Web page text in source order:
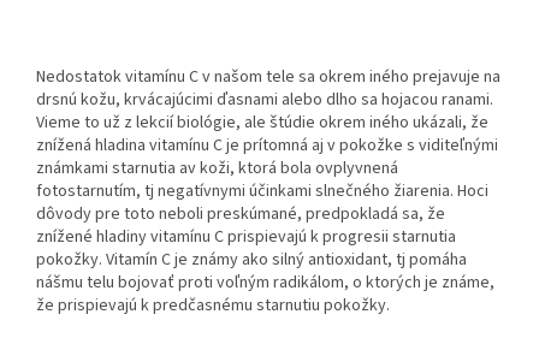
Nedostatok vitamínu C v našom tele sa okrem iného prejavuje na
drsnú kožu, krvácajúcimi ďasnami alebo dlho sa hojacou ranami.
Vieme to už z lekcií biológie, ale štúdie okrem iného ukázali, že
znížená hladina vitamínu C je prítomná aj v pokožke s viditeľnými
známkami starnutia av koži, ktorá bola ovplyvnená
fotostarnutím, tj negatívnymi účinkami slnečného žiarenia. Hoci
dôvody pre toto neboli preskúmané, predpokladá sa, že
znížené hladiny vitamínu C prispievajú k progresii starnutia
pokožky. Vitamín C je známy ako silný antioxidant, tj pomáha
nášmu telu bojovať proti voľným radikálom, o ktorých je známe,
že prispievajú k predčasnému starnutiu pokožky.